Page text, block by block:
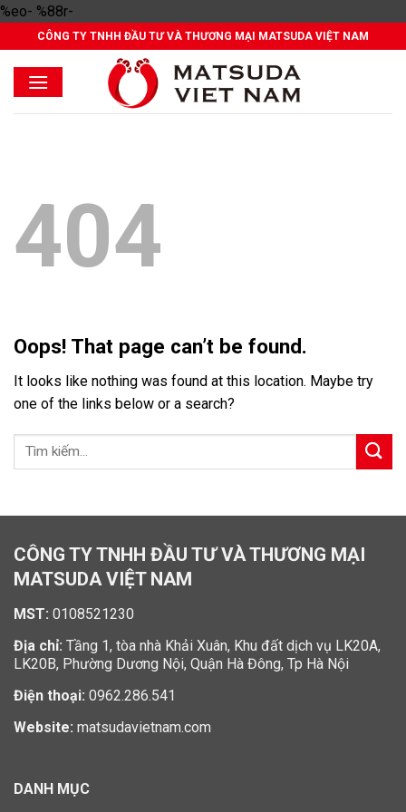
%eo- %88r-
to
content
CÔNG TY TNHH ĐẦU TƯ VÀ THƯƠNG MẠI MATSUDA VIỆT NAM
404
Oops! That page can’t be found.
It looks like nothing was found at this location. Maybe try
one of the links below or a search?
CÔNG TY TNHH ĐẦU TƯ VÀ THƯƠNG MẠI
MATSUDA VIỆT NAM
MST: 0108521230
Địa chỉ: Tầng 1, tòa nhà Khải Xuân, Khu đất dịch vụ LK20A,
LK20B, Phường Dương Nội, Quận Hà Đông, Tp Hà Nội
Điện thoại: 0962.286.541
Website: matsudavietnam.com
DANH MỤC